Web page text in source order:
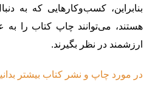
بنابراین، کسب‌وکارهایی که به
هستند، می‌توانند چاپ کتاب را به
ارزشمند در نظر بگیرند.
در مورد چاپ و نشر کتاب بیشتر